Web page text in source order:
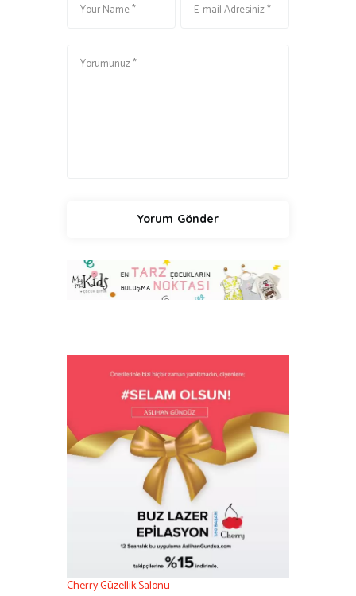
Cherry Güzellik Salonu